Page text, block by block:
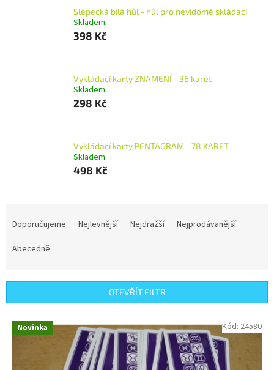
Slepecká bílá hůl - hůl pro nevidomé skládací
Skladem
398 Kč
Vykládací karty ZNAMENÍ - 36 karet
Skladem
298 Kč
Vykládací karty PENTAGRAM - 78 KARET
Skladem
498 Kč
r
Doporučujeme Nejlevnější Nejdražší
Nejprodávanější
Abecedně
OTEVŘÍT FILTR
V Novinka Kód: 24580